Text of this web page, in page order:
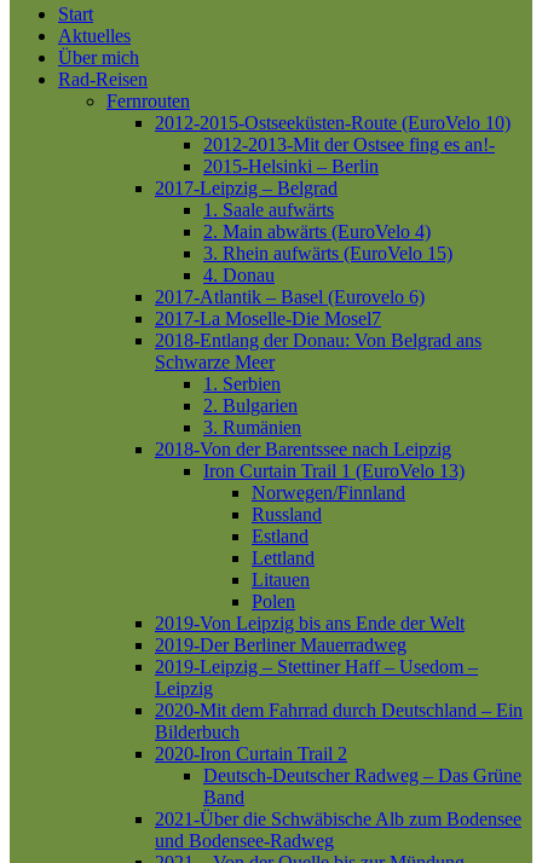
Close
Menu
Start
Aktuelles
Über mich
Rad-Reisen
Fernrouten
2012-2015-Ostseeküsten-Route (EuroVelo 10)
2012-2013-Mit der Ostsee fing es an!-
2015-Helsinki – Berlin
2017-Leipzig – Belgrad
1. Saale aufwärts
2. Main abwärts (EuroVelo 4)
3. Rhein aufwärts (EuroVelo 15)
4. Donau
2017-Atlantik – Basel (Eurovelo 6)
2017-La Moselle-Die Mosel7
2018-Entlang der Donau: Von Belgrad ans
Schwarze Meer
1. Serbien
2. Bulgarien
3. Rumänien
2018-Von der Barentssee nach Leipzig
Iron Curtain Trail 1 (EuroVelo 13)
Norwegen/Finnland
Russland
Estland
Lettland
Litauen
Polen
2019-Von Leipzig bis ans Ende der Welt
2019-Der Berliner Mauerradweg
2019-Leipzig – Stettiner Haff – Usedom –
Leipzig
2020-Mit dem Fahrrad durch Deutschland – Ein
Bilderbuch
2020-Iron Curtain Trail 2
Deutsch-Deutscher Radweg – Das Grüne
Band
2021-Über die Schwäbische Alb zum Bodensee
und Bodensee-Radweg